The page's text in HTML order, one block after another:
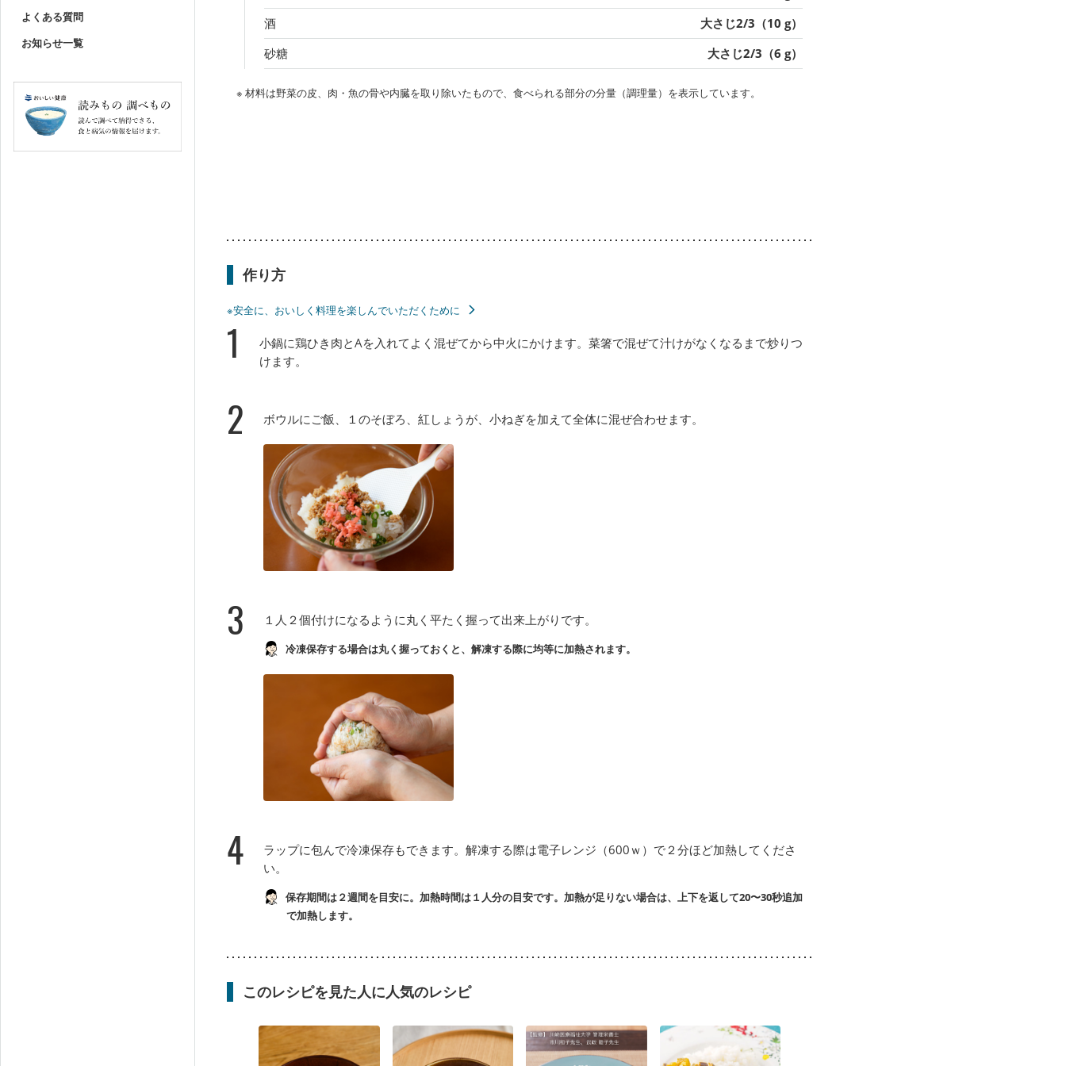
よくある質問
お知らせ一覧
酒
大さじ2/3（10 g）
砂糖
大さじ2/3（6 g）
※ 材料は野菜の皮、肉・魚の骨や内臓を取り除いたもので、食べられる部分の分量（調理量）を表示しています。
作り方
※安全に、おいしく料理を楽しんでいただくために
1
小鍋に鶏ひき肉とAを入れてよく混ぜてから中火にかけます。菜箸で混ぜて汁けがなくなるまで炒りつ
けます。
2 ボウルにご飯、１のそぼろ、紅しょうが、小ねぎを加えて全体に混ぜ合わせます。
3 １人２個付けになるように丸く平たく握って出来上がりです。
冷凍保存する場合は丸く握っておくと、解凍する際に均等に加熱されます。
4
ラップに包んで冷凍保存もできます。解凍する際は電子レンジ（600ｗ）で２分ほど加熱してくださ
い。
保存期間は２週間を目安に。加熱時間は１人分の目安です。加熱が足りない場合は、上下を返して20〜30秒追加
で加熱します。
このレシピを見た人に人気のレシピ